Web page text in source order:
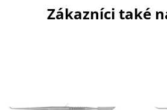
Zákazníci také